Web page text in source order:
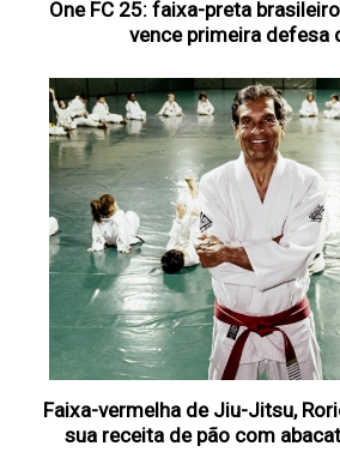
One FC 25: faixa-preta
vence primeira defesa
Faixa-vermelha de Jiu-Jitsu,
sua receita de pão com